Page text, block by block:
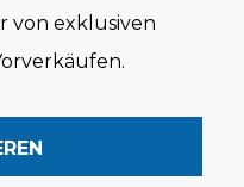
von exklusiven